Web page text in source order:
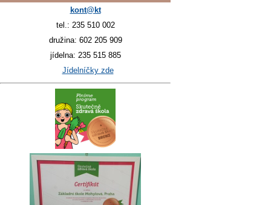
kont@kt
tel.: 235 510 002
družina: 602 205 909
jídelna: 235 515 885
Jídelníčky zde